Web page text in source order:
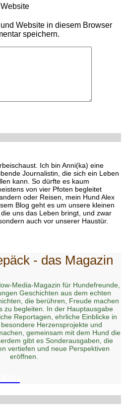
Website
Website in diesem Browser
speichern.
Ich bin Anni(ka) eine
Journalistin, die sich ein Leben
kann. So dürfte es kaum
von vier Pfoten begleitet
oder Reisen, mein Hund Alex
Blog geht es um unsere kleinen
uns das Leben bringt, und zwar
auch vor unserer Haustür.
- das Magazin
Media-Magazin für Hundefreunde,
Geschichten aus dem echten
die berühren, Freude machen
zu begleiten. In der Hauptausgabe
Reportagen, ehrliche Einblicke in
Herzensprojekte und
gemeinsam mit dem Hund die
gibt es Sonderausgaben, die
vertiefen und neue Perspektiven
eröffnen.